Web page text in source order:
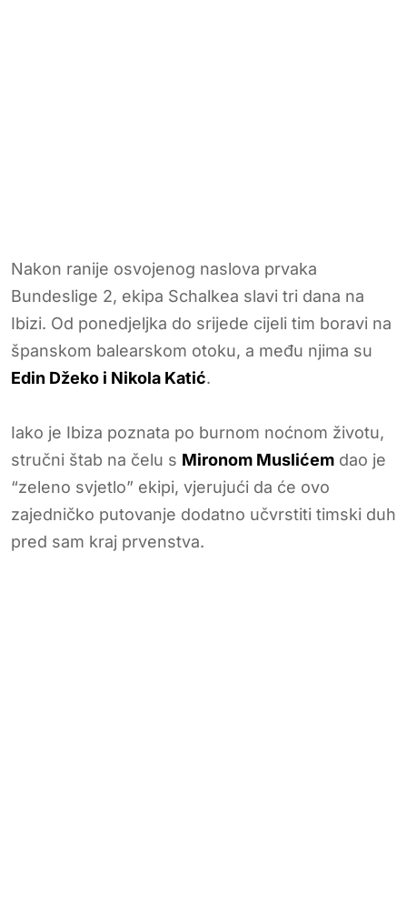
Nakon ranije osvojenog naslova prvaka
Bundeslige 2, ekipa Schalkea slavi tri dana na
Ibizi. Od ponedjeljka do srijede cijeli tim boravi na
španskom balearskom otoku, a među njima su
Edin Džeko i Nikola Katić.
Iako je Ibiza poznata po burnom noćnom životu,
stručni štab na čelu s Mironom Muslićem dao je
“zeleno svjetlo” ekipi, vjerujući da će ovo
zajedničko putovanje dodatno učvrstiti timski duh
pred sam kraj prvenstva.